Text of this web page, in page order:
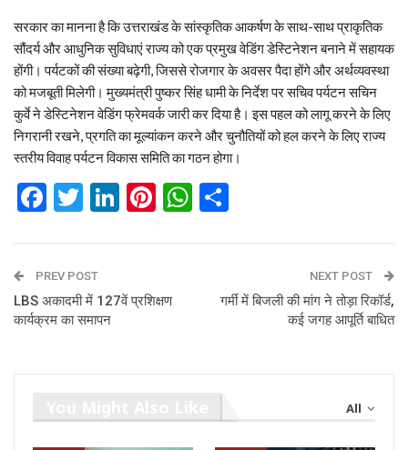
सरकार का मानना है कि उत्तराखंड के सांस्कृतिक आकर्षण के साथ-साथ प्राकृतिक
सौंदर्य और आधुनिक सुविधाएं राज्य को एक प्रमुख वेडिंग डेस्टिनेशन बनाने में सहायक
होंगी। पर्यटकों की संख्या बढ़ेगी, जिससे रोजगार के अवसर पैदा होंगे और अर्थव्यवस्था
को मजबूती मिलेगी। मुख्यमंत्री पुष्कर सिंह धामी के निर्देश पर सचिव पर्यटन सचिन
कुर्वे ने डेस्टिनेशन वेडिंग फ्रेमवर्क जारी कर दिया है। इस पहल को लागू करने के लिए
निगरानी रखने, प्रगति का मूल्यांकन करने और चुनौतियों को हल करने के लिए राज्य
स्तरीय विवाह पर्यटन विकास समिति का गठन होगा।
Facebook
Twitter
LinkedIn
Pinterest
WhatsApp
PREV POST
LBS अकादमी में 127वें प्रशिक्षण
कार्यक्रम का समापन
NEXT POST
गर्मी में बिजली की मांग ने तोड़ा रिकॉर्ड,
कई जगह आपूर्ति बाधित
All